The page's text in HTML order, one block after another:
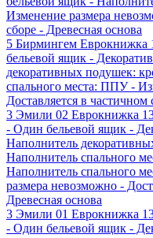
Изменение размера
сборе - Древесная основа
5 Бирмингем Еврокнижка
бельевой ящик -
декоративных подушек:
спального места: ППУ -
Доставляется в частичном
3 Эмили 02 Еврокнижка
- Один бельевой ящик -
Наполнитель
Наполнитель спального
Наполнитель спального
размера невозможно -
Древесная основа
3 Эмили 01 Еврокнижка
- Один бельевой ящик -